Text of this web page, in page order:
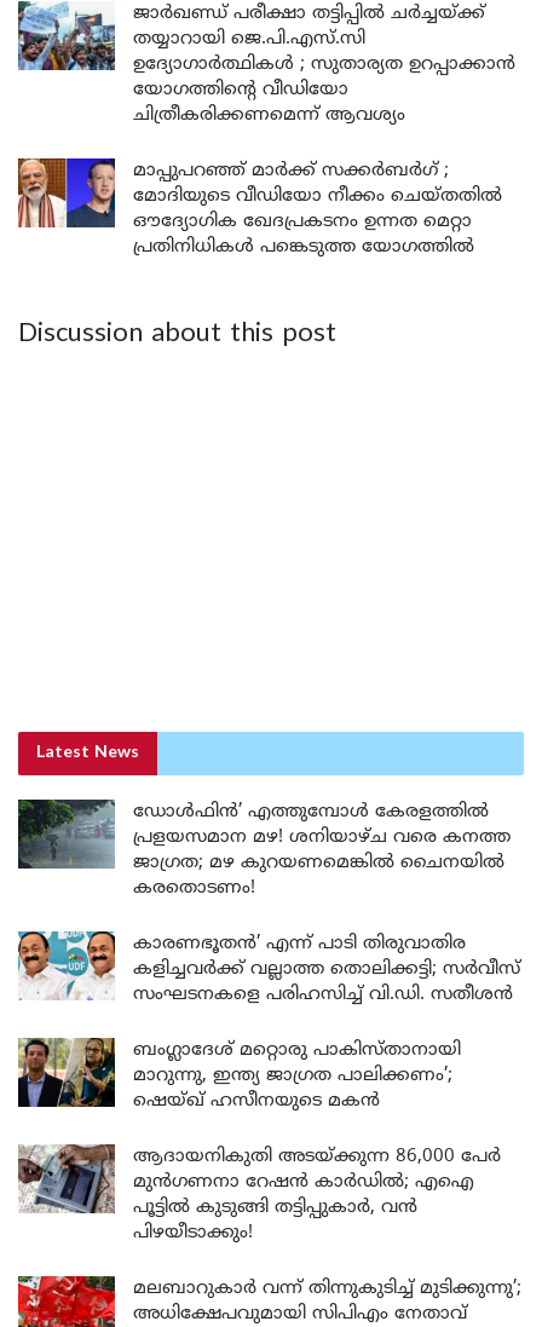
ജാർഖണ്ഡ് പരീക്ഷാ തട്ടിപ്പിൽ ചർച്ചയ്ക്ക്
തയ്യാറായി ജെ.പി.എസ്.സി
ഉദ്യോഗാർത്ഥികൾ ; സുതാര്യത ഉറപ്പാക്കാൻ
യോഗത്തിന്റെ വീഡിയോ
ചിത്രീകരിക്കണമെന്ന് ആവശ്യം
മാപ്പുപറഞ്ഞ് മാർക്ക് സക്കർബർഗ് ;
മോദിയുടെ വീഡിയോ നീക്കം ചെയ്തതിൽ
ഔദ്യോഗിക ഖേദപ്രകടനം ഉന്നത മെറ്റാ
പ്രതിനിധികൾ പങ്കെടുത്ത യോഗത്തിൽ
Discussion about this post
Latest News
ഡോൾഫിൻ’ എത്തുമ്പോൾ കേരളത്തിൽ
പ്രളയസമാന മഴ! ശനിയാഴ്ച വരെ കനത്ത
ജാഗ്രത; മഴ കുറയണമെങ്കിൽ ചൈനയിൽ
കരതൊടണം!
കാരണഭൂതൻ’ എന്ന് പാടി തിരുവാതിര
കളിച്ചവർക്ക് വല്ലാത്ത തൊലിക്കട്ടി; സർവീസ്
സംഘടനകളെ പരിഹസിച്ച് വി.ഡി. സതീശൻ
ബംഗ്ലാദേശ് മറ്റൊരു പാകിസ്താനായി
മാറുന്നു, ഇന്ത്യ ജാഗ്രത പാലിക്കണം’;
ഷെയ്ഖ് ഹസീനയുടെ മകൻ
ആദായനികുതി അടയ്ക്കുന്ന 86,000 പേർ
മുൻഗണനാ റേഷൻ കാർഡിൽ; എഐ
പൂട്ടിൽ കുടുങ്ങി തട്ടിപ്പുകാർ, വൻ
പിഴയീടാക്കും!
മലബാറുകാർ വന്ന് തിന്നുകുടിച്ച് മുടിക്കുന്നു’;
അധിക്ഷേപവുമായി സിപിഎം നേതാവ്